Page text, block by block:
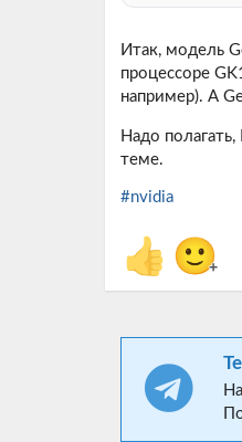
Итак, модель
процессоре
например). А
Надо
теме.
#nvidia
👍 🙂
+